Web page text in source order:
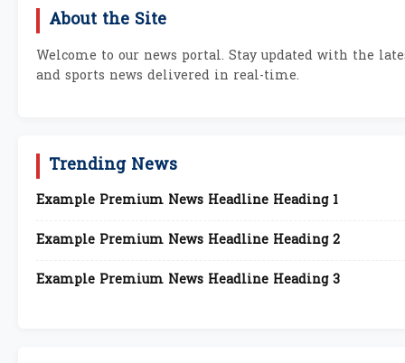
About the Site
Welcome to our news portal. Stay updated with the
and sports news delivered in real-time.
Trending News
Example Premium News Headline Heading 1
Example Premium News Headline Heading 2
Example Premium News Headline Heading 3